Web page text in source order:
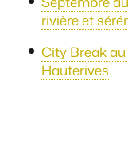
rivière et
City Break
Hauterives